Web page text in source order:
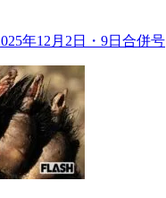
年12月2日・9日合併号